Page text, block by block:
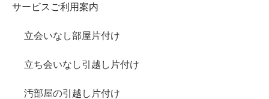
サービスご利用案内
立会いなし部屋片付け
立ち会いなし引越し片付け
汚部屋の引越し片付け